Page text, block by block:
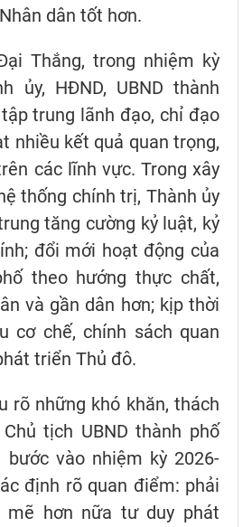
dân tốt hơn.
Thắng, trong nhiệm kỳ
ủy, HĐND, UBND thành
trung lãnh đạo, chỉ đạo
nhiều kết quả quan trọng,
các lĩnh vực. Trong xây
thống chính trị, Thành ủy
tăng cường kỷ luật, kỷ
đổi mới hoạt động của
theo hướng thực chất,
và gần dân hơn; kịp thời
cơ chế, chính sách quan
triển Thủ đô.
rõ những khó khăn, thách
tịch UBND thành phố
bước vào nhiệm kỳ 2026-
định rõ quan điểm: phải
mẽ hơn nữa tư duy phát